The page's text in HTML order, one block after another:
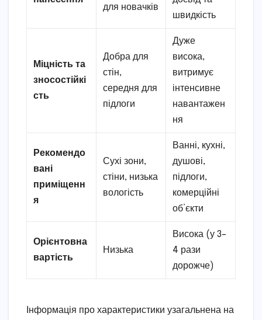
для новачків
швидкість
Міцність та
зносостійкі
сть
Добра для
стін,
середня для
підлоги
Дуже
висока,
витримує
інтенсивне
навантажен
ня
Рекомендо
вані
приміщенн
я
Сухі зони,
стіни, низька
вологість
Ванні, кухні,
душові,
підлоги,
комерційні
об’єкти
Орієнтовна
вартість
Низька
Висока (у 3–
4 рази
дорожче)
Інформація про характеристики узагальнена на